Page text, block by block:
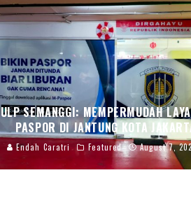
ULP SEMANGGI: MEMPERMUDAH
PASPOR DI JANTUNG KOTA
Endah Caratri Featured August 7,